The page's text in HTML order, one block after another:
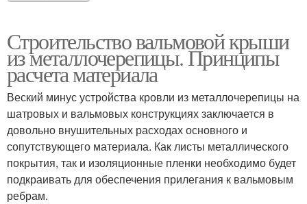
Строительство вальмовой крыши
из металлочерепицы. Принципы
расчета материала
Веский минус устройства кровли из металлочерепицы на
шатровых и вальмовых конструкциях заключается в
довольно внушительных расходах основного и
сопутствующего материала. Как листы металлического
покрытия, так и изоляционные пленки необходимо будет
подкраивать для обеспечения прилегания к вальмовым
ребрам.